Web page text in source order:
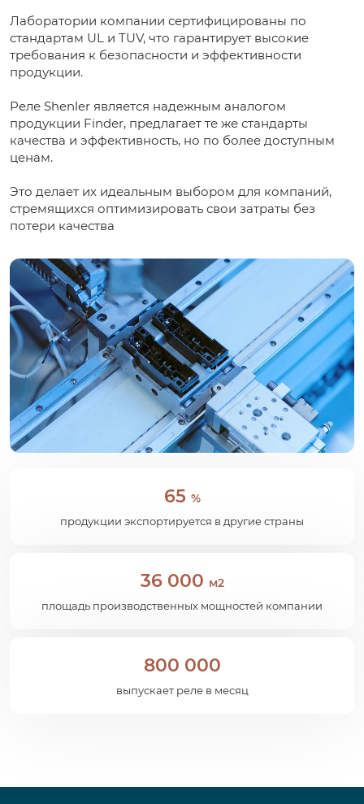
Лаборатории компании сертифицированы по
стандартам UL и TUV, что гарантирует высокие
требования к безопасности и эффективности
продукции.
Реле Shenler является надежным аналогом
продукции Finder, предлагает те же стандарты
качества и эффективность, но по более доступным
ценам.
Это делает их идеальным выбором для компаний,
стремящихся оптимизировать свои затраты без
потери качества
65 %
продукции экспортируется в другие страны
36 000 м2
площадь производственных мощностей компании
800 000
выпускает реле в месяц